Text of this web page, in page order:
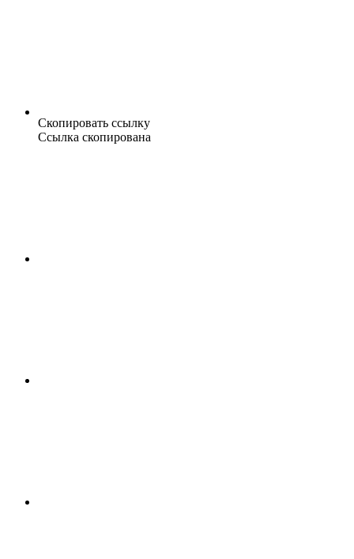
Скопировать ссылку
Ссылка скопирована